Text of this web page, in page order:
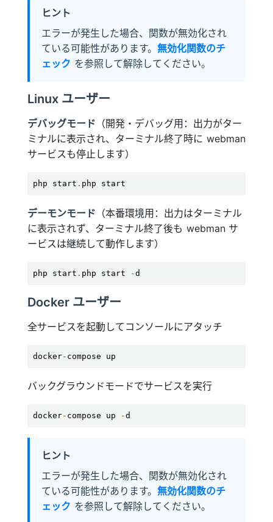
ヒント
エラーが発生した場合、関数が無効化され
ている可能性があります。 無効化関数のチ
ェック を参照して解除してください。
Linux ユーザー
デバッグモード （開発・デバッグ用：出力がター
ミナルに表示され、ターミナル終了時に webman
サービスも停止します）
php start . php start
デーモンモード （本番環境用：出力はターミナル
に表示されず、ターミナル終了後も webman サ
ービスは継続して動作します）
php start . php start -d
Docker ユーザー
全サービスを起動してコンソールにアタッチ
docker- compose up
バックグラウンドモードでサービスを実行
docker- compose up -d
ヒント
エラーが発生した場合、関数が無効化され
ている可能性があります。 無効化関数のチ
ェック を参照して解除してください。